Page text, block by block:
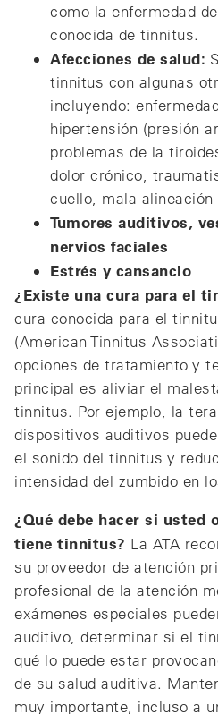
como la enfermedad
conocida de tinnitus.
Afecciones de salud:
tinnitus con algunas
incluyendo:
hipertensión (presión
problemas de la
dolor crónico,
cuello, mala alineación
Tumores auditivos,
nervios faciales
Estrés y cansancio
¿Existe una cura para el
cura conocida para el
(American Tinnitus
opciones de tratamiento y
principal es aliviar el
tinnitus. Por ejemplo, la
dispositivos auditivos
el sonido del tinnitus y
intensidad del zumbido en
¿Qué debe hacer si usted
tiene tinnitus? La ATA
su proveedor de atención
profesional de la atención
exámenes especiales
auditivo, determinar si el
qué lo puede estar
de su salud auditiva.
muy importante, incluso a